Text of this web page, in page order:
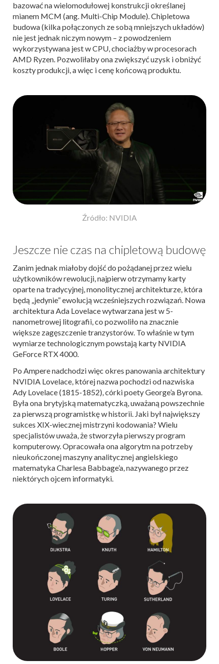
bazować na wielomodułowej konstrukcji określanej
mianem MCM (ang. Multi-Chip Module). Chipletowa
budowa (kilka połączonych ze sobą mniejszych układów)
nie jest jednak niczym nowym – z powodzeniem
wykorzystywana jest w CPU, chociażby w procesorach
AMD Ryzen. Pozwoliłaby ona zwiększyć uzysk i obniżyć
koszty produkcji, a więc i cenę końcową produktu.
Źródło: NVIDIA
Jeszcze nie czas na chipletową budowę
Zanim jednak miałoby dojść do pożądanej przez wielu
użytkowników rewolucji, najpierw otrzymamy karty
oparte na tradycyjnej, monolitycznej architekturze, która
będą „jedynie” ewolucją wcześniejszych rozwiązań. Nowa
architektura Ada Lovelace wytwarzana jest w 5-
nanometrowej litografii, co pozwoliło na znacznie
większe zagęszczenie tranzystorów. To właśnie w tym
wymiarze technologicznym powstają karty NVIDIA
GeForce RTX 4000.
Po Ampere nadchodzi więc okres panowania architektury
NVIDIA Lovelace, której nazwa pochodzi od nazwiska
Ady Lovelace (1815-1852), córki poety George’a Byrona.
Była ona brytyjską matematyczką, uważaną powszechnie
za pierwszą programistkę w historii. Jaki był największy
sukces XIX-wiecznej mistrzyni kodowania? Wielu
specjalistów uważa, że stworzyła pierwszy program
komputerowy. Opracowała ona algorytm na potrzeby
nieukończonej maszyny analitycznej angielskiego
matematyka Charlesa Babbage’a, nazywanego przez
niektórych ojcem informatyki.